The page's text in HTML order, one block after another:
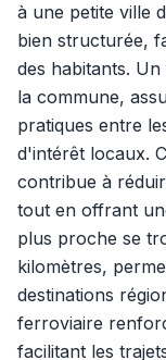
à une petite ville
bien structurée,
des habitants.
la commune,
pratiques entre
d'intérêt locaux.
contribue à
tout en offrant
plus proche se
kilomètres,
destinations
ferroviaire
facilitant les